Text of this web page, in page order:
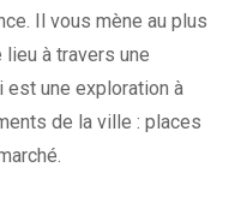
Il vous mène au plus
à travers une
est une exploration à
de la ville : places